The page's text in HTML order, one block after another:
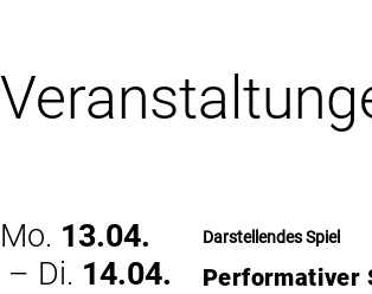
Mo. 13.04.
– Di. 14.04.
Darstellendes Spiel
Performativer